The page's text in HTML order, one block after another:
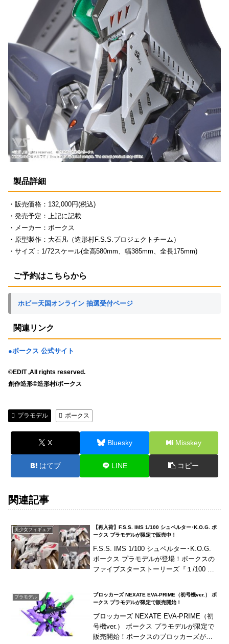
製品詳細
・販売価格：132,000円(税込)
・発売予定：上記に記載
・メーカー：ボークス
・原型製作：大石凡（造形村F.S.S.プロジェクトチーム）
・サイズ：1/72スケール(全高580mm、幅385mm、全長175mm)
ご予約はこちらから
ホビー天国オンライン 抽選受付ページ
関連リンク
●ボークス 公式サイト
©EDIT ,All rights reserved.
創作造形©造形村/ボークス
プラモデル ボークス
X Bluesky Misskey
はてブ LINE コピー
関連記事
美少女フィギュア
【再入荷】F.S.S. IMS 1/100 シュペルター･K.O.G. ボ
ークス プラモデルが限定で販売中！
F.S.S. IMS 1/100 シュペルター･K.O.G.
ボークス プラモデルが登場！ボークスの
ファイブスターストーリーズ『１/100 sc
プラモデル
ブロッカーズ NEXATE EVA-PRIME（初号機ver.） ボ
ークス プラモデルが限定で販売開始！
ブロッカーズ NEXATE EVA-PRIME（初
号機ver.） ボークス プラモデルが限定で
販売開始！ボークスのブロッカーズが